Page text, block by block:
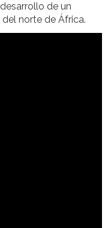
de un
norte de África.